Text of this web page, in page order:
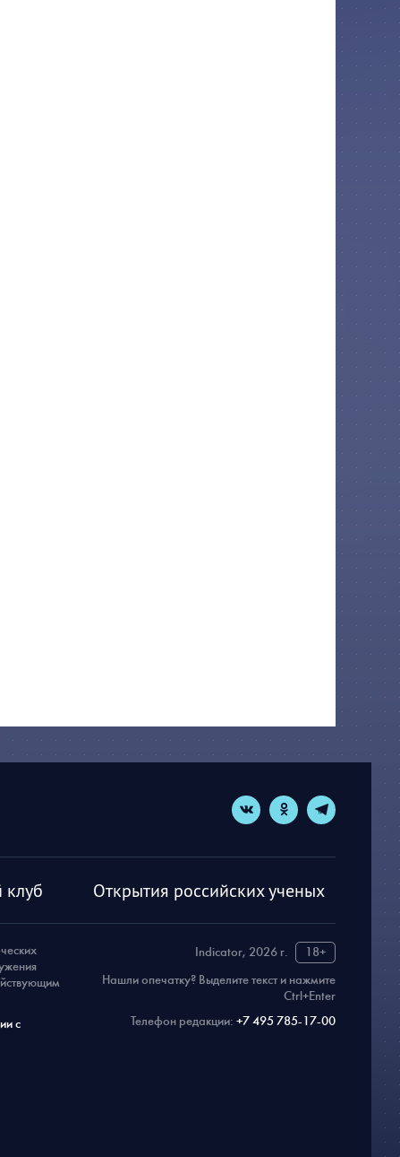
клуб Открытия российских ученых
Indicator, 2026 г.
18+
Нашли опечатку? Выделите текст и нажмите
Ctrl+Enter
Телефон редакции: +7 495 785-17-00
с